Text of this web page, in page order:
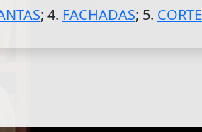
; 4. FACHADAS; 5. CORTE